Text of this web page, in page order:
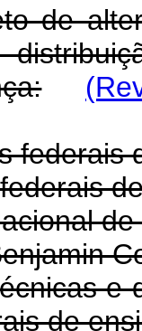
de
federais
e
de